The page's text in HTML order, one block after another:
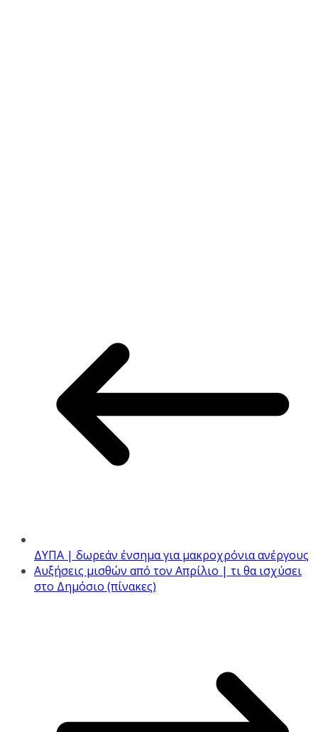
ΔΥΠΑ | δωρεάν ένσημα για μακροχρόνια ανέργους
Αυξήσεις μισθών από τον Απρίλιο | τι θα ισχύσει
στο Δημόσιο (πίνακες)